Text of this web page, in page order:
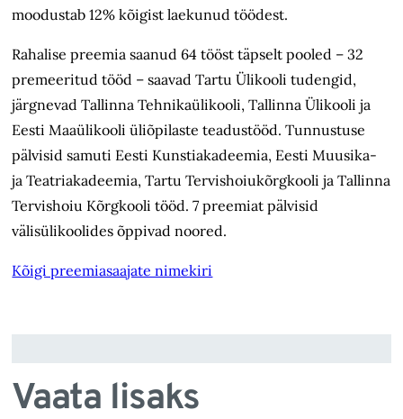
moodustab 12% kõigist laekunud töödest.
Rahalise preemia saanud 64 tööst täpselt pooled – 32
premeeritud tööd – saavad Tartu Ülikooli tudengid,
järgnevad Tallinna Tehnikaülikooli, Tallinna Ülikooli ja
Eesti Maaülikooli üliõpilaste teadustööd. Tunnustuse
pälvisid samuti Eesti Kunstiakadeemia, Eesti Muusika-
ja Teatriakadeemia, Tartu Tervishoiukõrgkooli ja Tallinna
Tervishoiu Kõrgkooli tööd. 7 preemiat pälvisid
välisülikoolides õppivad noored.
Kõigi preemiasaajate nimekiri
Vaata lisaks